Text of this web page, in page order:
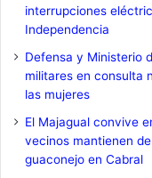
interrupciones
Independencia
Defensa y Ministerio
militares en consulta
las mujeres
El Majagual convive
vecinos mantienen
guaconejo en Cabral